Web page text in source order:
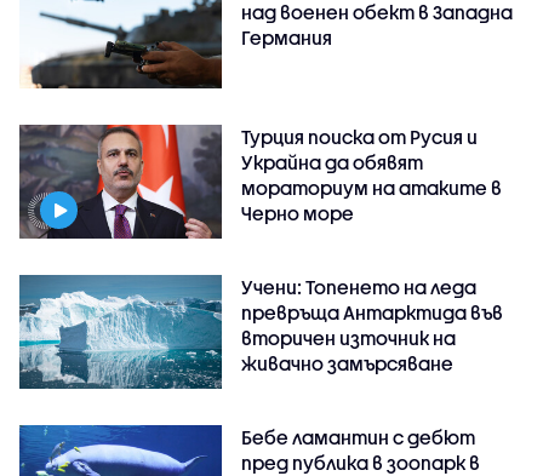
над военен обект в Западна
Германия
Турция поиска от Русия и
Украйна да обявят
мораториум на атаките в
Черно море
Учени: Топенето на леда
превръща Антарктида във
вторичен източник на
живачно замърсяване
Бебе ламантин с дебют
пред публика в зоопарк в